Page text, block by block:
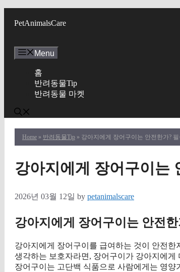
PetAnimalsCare
Menu
홈
반려동물Tip
반려동물 마켓
Home » 반려동물Tip » 강아지에게 장어구이는 안전한가?
강아지에게 장어구이는
2026년 03월 12일 by petanimalscare
강아지에게 장어구이는 안전
강아지에게 장어구이를 급여하는 것이 안전
생각하는 보호자라면, 장어구이가 강아지에
장어구이는 고단백 식품으로 사람에게는 영